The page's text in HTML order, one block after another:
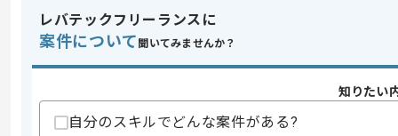
スキル
求めるスキル
・コンサルティング経験(5年以上)
上記に似た経験やスキルをお持ちであれば申
レバテックフリーランスに
案件について 聞いてみませんか？
知りたい
自分のスキルでどんな案件がある?